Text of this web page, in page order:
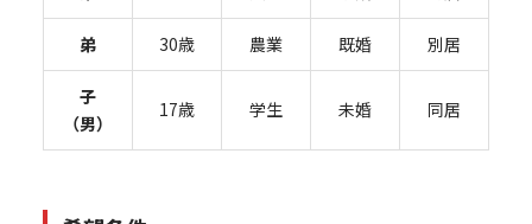
弟 30歳 農業 既婚 別居
子
（男）
17歳 学生 未婚 同居